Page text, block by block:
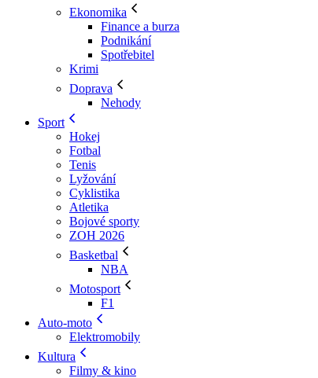
Ekonomika
Finance a burza
Podnikání
Spotřebitel
Krimi
Doprava
Nehody
Sport
Hokej
Fotbal
Tenis
Lyžování
Cyklistika
Atletika
Bojové sporty
ZOH 2026
Basketbal
NBA
Motosport
F1
Auto-moto
Elektromobily
Kultura
Filmy & kino